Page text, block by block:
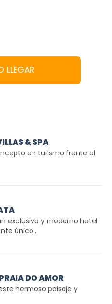
LLEGAR
& SPA
en turismo frente al
exclusivo y moderno hotel
único...
DO AMOR
hermoso paisaje y